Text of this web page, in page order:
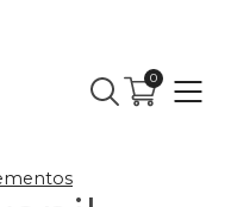
0